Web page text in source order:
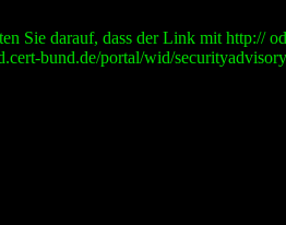
Sie darauf, dass der Link mit http://
bund.de/portal/wid/